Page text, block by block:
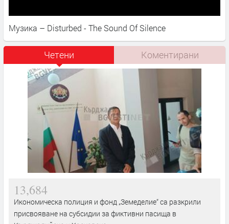
Музика – Disturbed - The Sound Of Silence
Четени Коментирани
13,684
Икономическа полиция и фонд „Земеделие“ са разкрили
присвояване на субсидии за фиктивни пасища в